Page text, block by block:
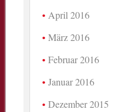
April 2016
März 2016
Februar 2016
Januar 2016
Dezember 2015